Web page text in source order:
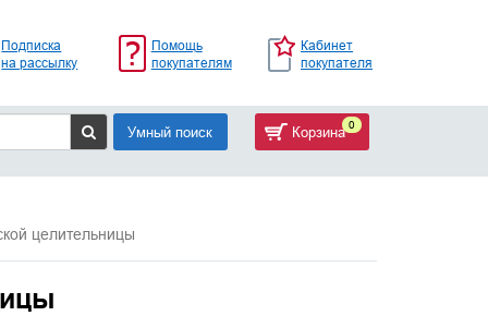
Подписка
на рассылку
Помощь
покупателям
Кабинет
покупателя
Умный поиск Корзина 0
целительницы